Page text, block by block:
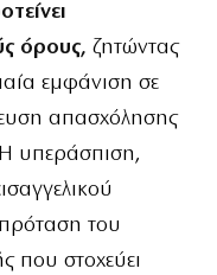
όρους, ζητώντας
εμφάνιση σε
απασχόλησης
υπεράσπιση,
του
που στοχεύει